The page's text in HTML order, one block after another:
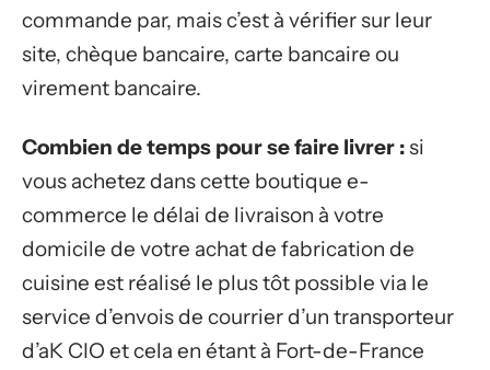
commande par, mais c’est à vérifier sur leur
site, chèque bancaire, carte bancaire ou
virement bancaire.
Combien de temps pour se faire livrer :si
vous achetez dans cette boutique e-
commerce le délai de livraison à votre
domicile de votre achat de fabrication de
cuisine est réalisé le plus tôt possible via le
service d’envois de courrier d’un transporteur
d’aK CIO et cela en étant à Fort-de-France